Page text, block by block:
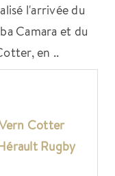
l'arrivée du
Camara et du
en ..
Cotter
Rugby